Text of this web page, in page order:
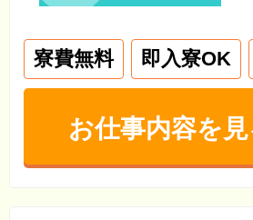
寮費無料 即入寮OK
お仕事内容を見